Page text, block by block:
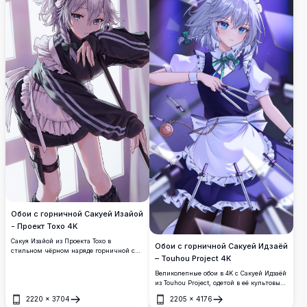
Обои с горничной Сакуей Изайой
- Проект Тохо 4K
Сакуя Изайой из Проекта Тохо в
стильном чёрном наряде горничной с
теней.2220 × 3704
Открыть
Обои с горничной Сакуей Идзаёй
– Touhou Project 4K
Великолепные обои в 4K с Сакуей Идзаёй
из Touhou Project, одетой в её культовый
ножами и фирменными карманными
2205 × 4176
Открыть